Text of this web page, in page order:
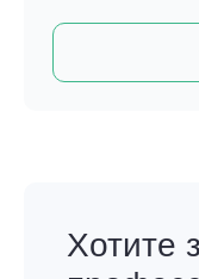
Хотите